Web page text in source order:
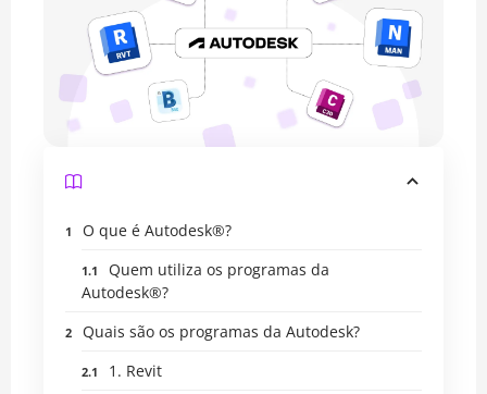
O que é Autodesk®?
Quem utiliza os programas da
Autodesk®?
Quais são os programas da Autodesk?
1. Revit